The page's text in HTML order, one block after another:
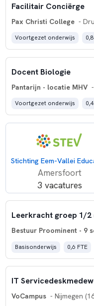
Facilitair Conciërge
Pax Christi College -
Voortgezet onderwijs
Docent Biologie
Pantarijn - locatie MHV
Voortgezet onderwijs
Stichting Eem-Vallei
Amersfoort
3 vacatures
Leerkracht groep 1/2
Bestuur Proominent - 9
Basisonderwijs 0,6 FTE
IT
VoCampus - Nijmegen